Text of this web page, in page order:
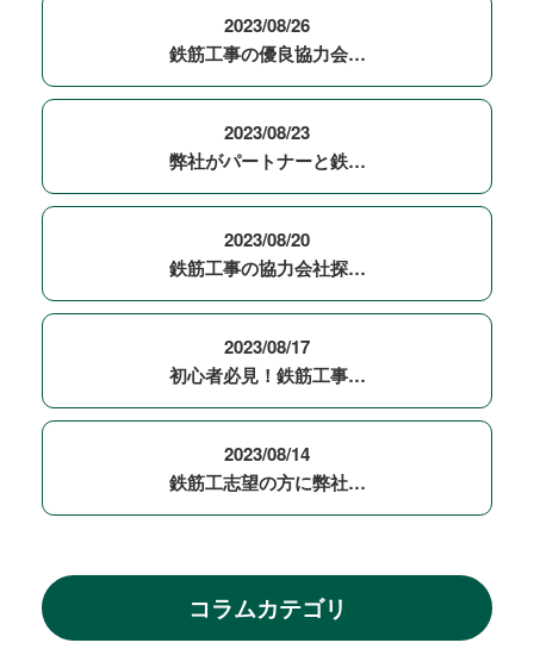
2023/08/26
鉄筋工事の優良協力会…
2023/08/23
弊社がパートナーと鉄…
2023/08/20
鉄筋工事の協力会社探…
2023/08/17
初心者必見！鉄筋工事…
2023/08/14
鉄筋工志望の方に弊社…
コラムカテゴリ